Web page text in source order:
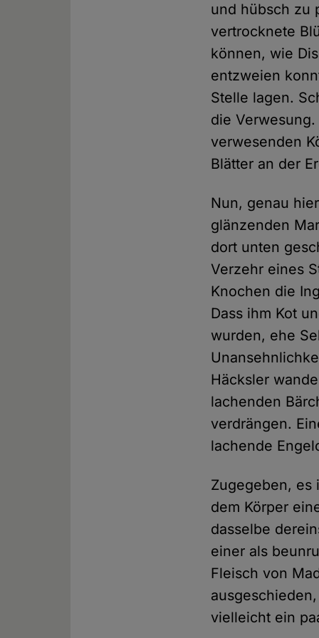
und hübsch zu
vertrocknete
können, wie
entzweien
Stelle lagen.
die
verwesenden
Blätter an der
Nun, genau
glänzenden
dort unten
Verzehr eines
Knochen die
Dass ihm Kot
wurden, ehe
Häcksler
lachenden
verdrängen.
lachende
Zugegeben, es
dem Körper
dasselbe
einer als
Fleisch von
vielleicht ein